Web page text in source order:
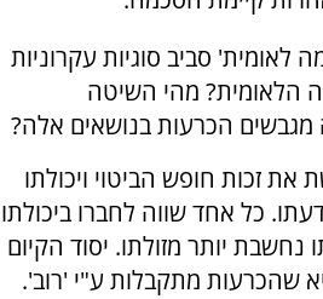
לאומית' סביב סוגיות עקרוניות
הלאומית? מהי השיטה
הכרעות בנושאים אלה?
זכות חופש הביטוי ויכולתו
כל אחד שווה לחברו ביכולתו
נחשבת יותר מזולתו. יסוד הקיום
שהכרעות מתקבלות ע"י 'רוב'.